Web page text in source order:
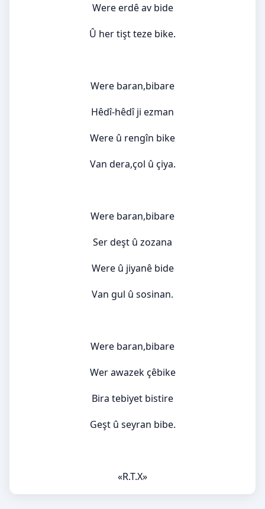
Were erdê av bide
Û her tişt teze bike.
Were baran,bibare
Hêdî-hêdî ji ezman
Were û rengîn bike
Van dera,çol û çiya.
Were baran,bibare
Ser deşt û zozana
Were û jiyanê bide
Van gul û sosinan.
Were baran,bibare
Wer awazek çêbike
Bira tebiyet bistire
Geşt û seyran bibe.
«R.T.X»